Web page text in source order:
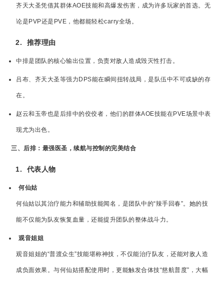
齐天大圣凭借其群体AOE技能和高爆发伤害，成为许多玩家的首选。无
论是PVP还是PVE，他都能轻松carry全场。
2. 推荐理由
中排是团队的核心输出位置，负责对敌人造成毁灭性打击。
吕布、齐天大圣等强力DPS能在瞬间扭转战局，是队伍中不可或缺的存
在。
赵云和玉帝也是后排中的佼佼者，他们的群体AOE技能在PVE场景中表
现尤为出色。
三、后排：最强医圣，续航与控制的完美结合
1. 代表人物
何仙姑
何仙姑以其治疗能力和辅助技能闻名，是团队中的“辣手回春”。她的技
能不仅能为队友恢复血量，还能提升团队的整体战斗力。
观音姐姐
观音姐姐的“普渡众生”技能堪称神技，不仅能治疗队友，还能对敌人造
成负面效果。与何仙姑搭配使用时，更能触发合体技“慈航普度”，大幅